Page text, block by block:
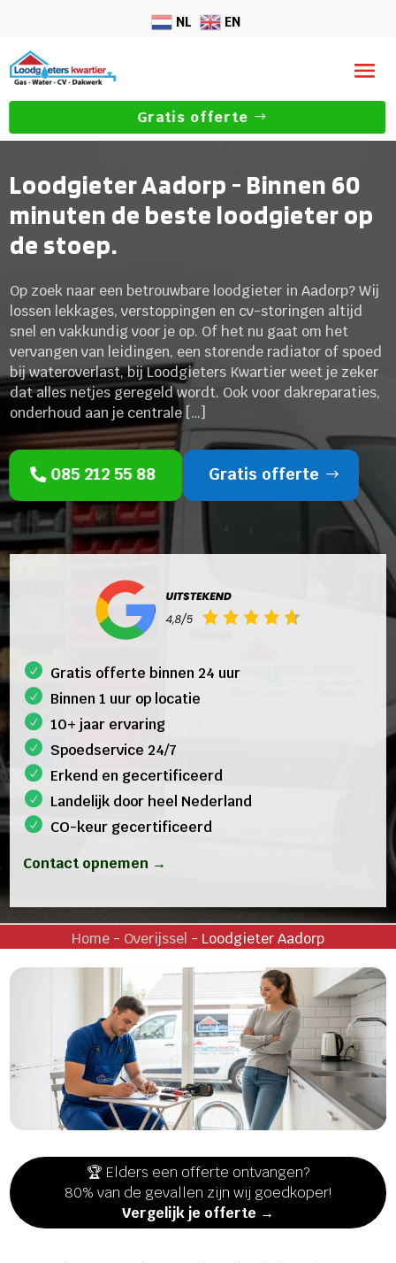
NL EN
Gratis offerte
Loodgieter Aadorp - Binnen 60
minuten de beste loodgieter op
de stoep.
Op zoek naar een betrouwbare loodgieter in Aadorp? Wij
lossen lekkages, verstoppingen en cv-storingen altijd
snel en vakkundig voor je op. Of het nu gaat om het
vervangen van leidingen, een storende radiator of spoed
bij wateroverlast, bij Loodgieters Kwartier weet je zeker
dat alles netjes geregeld wordt. Ook voor dakreparaties,
onderhoud aan je centrale […]
085 212 55 88 Gratis offerte
Gratis offerte binnen 24 uur
Binnen 1 uur op locatie
10+ jaar ervaring
Spoedservice 24/7
Erkend en gecertificeerd
Landelijk door heel Nederland
CO-keur gecertificeerd
Contact opnemen →
Home- Overijssel - Loodgieter Aadorp
🏆 Elders een offerte ontvangen?
80% van de gevallen zijn wij goedkoper!
Vergelijk je offerte →